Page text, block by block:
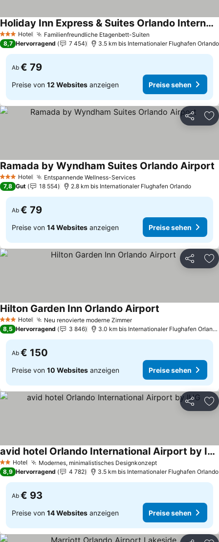
3 SterneHotel Familienfreundliche Etagenbett-Suiten
Holiday Inn Express & Suites Orlando International Airport By Ihg
Preise sehen
8,7 Hervorragend 7 454 3.5 km bis Internationaler Flughafen Orlando
Ab € 79
Preise von 12 Websites anzeigen Preise sehen
Teilen
3 SterneHotel Entspannende Wellness-ServicesPreise sehen
Ramada by Wyndham Suites Orlando Airport
7,8 Gut 18 554 2.8 km bis Internationaler Flughafen Orlando
Ab € 79
Preise von 14 Websites anzeigen Preise sehen
Teilen
3 SterneHotel Neu renovierte moderne ZimmerPreise sehen
Hilton Garden Inn Orlando Airport
8,5 Hervorragend 3 846 3.0 km bis Internationaler Flughafen Orlando
Ab € 150
Preise von 10 Websites anzeigen Preise sehen
Teilen
2 Sterne
Hotel Modernes, minimalistisches DesignkonzeptPreise sehen
avid hotel Orlando International Airport by IHG
Preise sehen
8,9 Hervorragend 4 782 3.5 km bis Internationaler Flughafen Orlando
Ab € 93
Preise von 14 Websites anzeigen Preise sehen